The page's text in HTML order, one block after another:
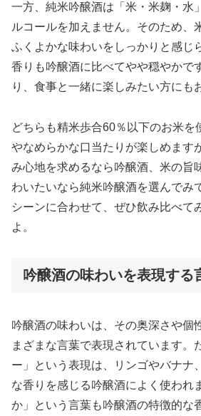
一方、純米吟醸酒は「米・米麹・水
ルコールを加えません。そのため、
ふくよかな味わいをしっかりと感じ
香りも吟醸酒に比べてやや穏やかで
り、食事と一緒に楽しみたい方にも
どちらも精米歩合60％以下のお米を
やなめらかな口当たりが楽しめます
み心地を求めるなら吟醸酒、米の旨
わいたいなら純米吟醸酒を選んでみ
シーンに合わせて、ぜひ飲み比べて
よ。
吟醸酒の味わいを表現する
吟醸酒の味わいは、その奥深さや個
まざまな言葉で表現されています。
ー」という表現は、リンゴやバナナ
な香りを感じる吟醸酒によく使われ
か」という言葉も吟醸酒の特徴的な